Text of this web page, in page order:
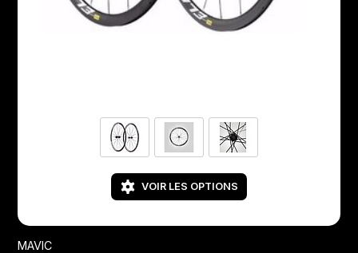
VOIR LES OPTIONS
MAVIC